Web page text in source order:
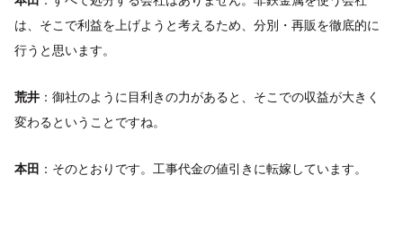
は、そこで利益を上げようと考えるため、分別・再販を徹底的に
行うと思います。
荒井 ：御社のように目利きの力があると、そこでの収益が大きく
変わるということですね。
本田 ：そのとおりです。工事代金の値引きに転嫁しています。